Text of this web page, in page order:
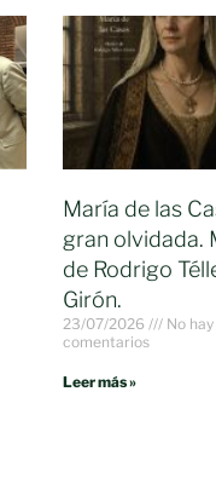
María de las
gran olvidada.
de Rodrigo
Girón.
23/07/2026
No hay
comentarios
Leer más »